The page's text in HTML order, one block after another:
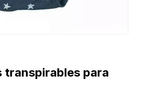
transpirables para